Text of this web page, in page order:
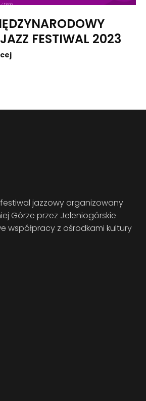
FESTIWAL 2023
jazzowy organizowany
Górze przez Jeleniogórskie
współpracy z ośrodkami kultury